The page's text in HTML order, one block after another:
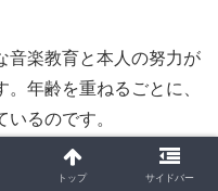
音楽教育と本人の努力が
年齢を重ねるごとに、
るのです。
トップ サイドバー